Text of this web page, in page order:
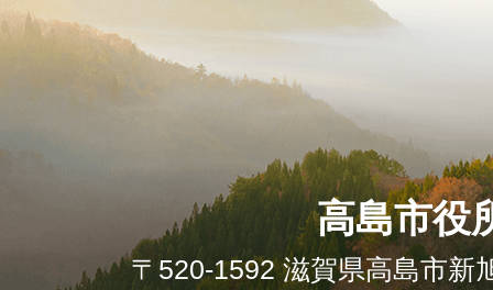
高島市役
〒520-1592 滋賀県高島市新